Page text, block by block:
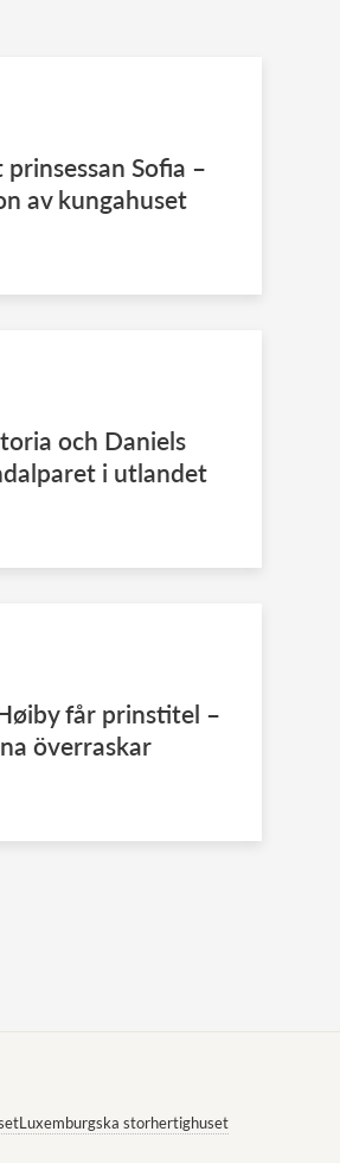
Sofia –
av kungahuset
och Daniels
i utlandet
får prinstitel –
överraskar
Luxemburgska storhertighuset